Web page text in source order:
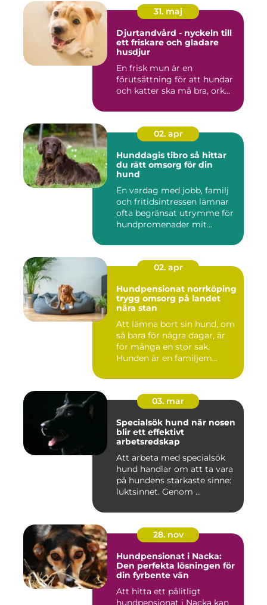
31. maj
Djurtandvård - nyckeln till
ett friskare och gladare
husdjur
En frisk mun är en
förutsättning för att hundar
och katter ska må bra, ork...
02. apr
Hunddagis tibro så hittar
du rätt omsorg för din
hund
En vardag med jobb, familj
och fritidsintressen lämnar
ofta begränsat utrymme för
hundpromenader mit...
02. apr
Hundpensionat norrköping
trygg omsorg på landet
nära stan
Att lämna bort sin hund, om
så bara för några dagar, är
för många en stor sak.
Hunden är en familjem...
03. mar
Specialsök hund när nosen
blir ett effektivt
arbetsredskap
Att arbeta med specialsök
hund handlar om att ta vara
på hundens starkaste sinne:
luktsinnet. Genom ...
28. nov
Hundpensionat i Nacka:
Den perfekta lösningen för
din fyrbente vän
Att hitta ett pålitligt
hundpensionat i Nacka kan